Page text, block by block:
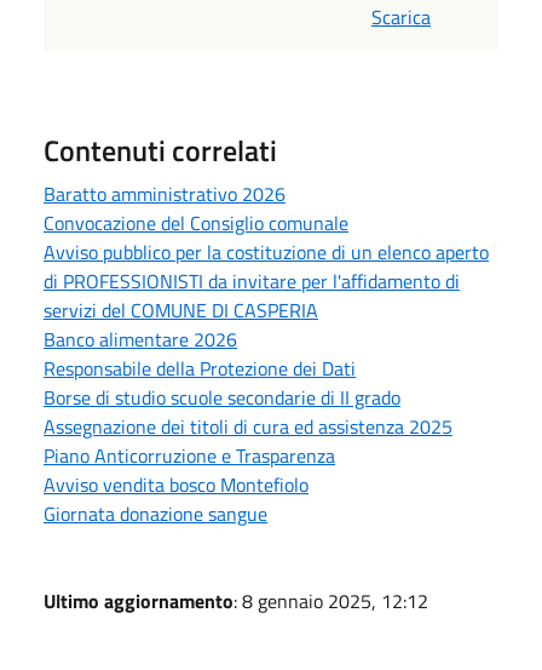
Scarica
Contenuti correlati
Baratto amministrativo 2026
Convocazione del Consiglio comunale
Avviso pubblico per la costituzione di un elenco aperto
di PROFESSIONISTI da invitare per l'affidamento di
servizi del COMUNE DI CASPERIA
Banco alimentare 2026
Responsabile della Protezione dei Dati
Borse di studio scuole secondarie di II grado
Assegnazione dei titoli di cura ed assistenza 2025
Piano Anticorruzione e Trasparenza
Avviso vendita bosco Montefiolo
Giornata donazione sangue
Ultimo aggiornamento: 8 gennaio 2025, 12:12